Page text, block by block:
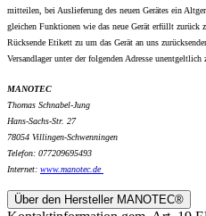
mitteilen, bei Auslieferung des neuen Gerätes ein
gleichen Funktionen wie das neue Gerät erfüllt zurück
Rücksende Etikett zu um das Gerät an uns
Versandlager unter der folgenden Adresse unentgeltlich
MANOTEC
Thomas Schnabel-Jung
Hans-Sachs-Str. 27
78054 Villingen-Schwenningen
Telefon: 077209695493
Internet: www.manotec.de
Über den Hersteller MANOTEC®